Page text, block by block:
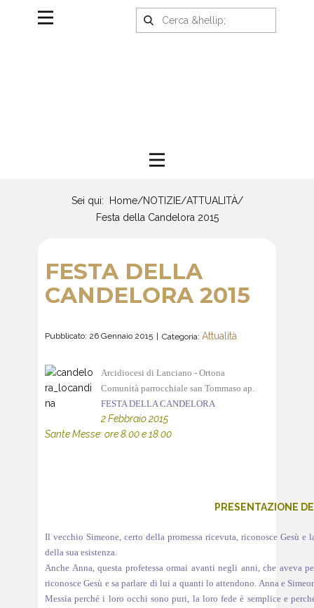
Sei qui: Home/NOTIZIE/ATTUALITÀ/
Festa della Candelora 2015
FESTA DELLA
CANDELORA 2015
Pubblicato: 26 Gennaio 2015 Categoria: Attualità
Arcidiocesi di Lanciano - Ortona
Comunità parrocchiale san Tommaso ap.
FESTA DELLA CANDELORA
2 Febbraio 2015
Sante Messe: ore 8.00 e 18.00
PRESENTAZIONE
Il vecchio Simeone, certo della promessa ricevuta, riconosce Gesù
della sua esistenza.
Anche Anna, questa profetessa ormai avanti negli anni, che aveva
riconosce Gesù e sa parlare di lui a quanti lo attendono. Anna e
Messia perché i loro occhi sono puri, la loro fede è semplice e